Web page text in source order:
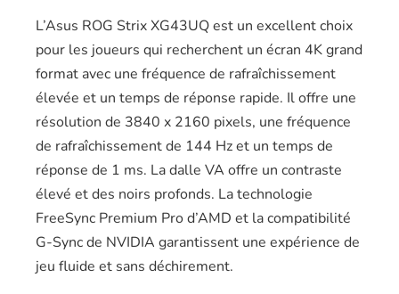
L’Asus ROG Strix XG43UQ est un excellent choix
pour les joueurs qui recherchent un écran 4K grand
format avec une fréquence de rafraîchissement
élevée et un temps de réponse rapide. Il offre une
résolution de 3840 x 2160 pixels, une fréquence
de rafraîchissement de 144 Hz et un temps de
réponse de 1 ms. La dalle VA offre un contraste
élevé et des noirs profonds. La technologie
FreeSync Premium Pro d’AMD et la compatibilité
G-Sync de NVIDIA garantissent une expérience de
jeu fluide et sans déchirement.